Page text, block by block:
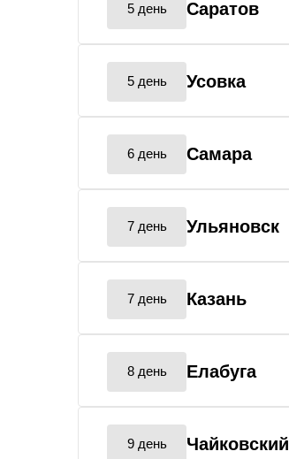
5 день Саратов
5 день Усовка
6 день Самара
7 день Ульяновск
7 день Казань
8 день Елабуга
9 день Чайковский